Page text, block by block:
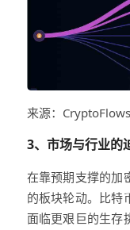
来源：CryptoFlows
3、市场与行业的
在靠预期支撑的加
的板块轮动。比特
面临更艰巨的生存